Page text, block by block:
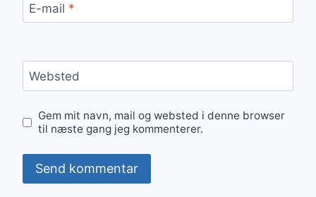
E-mail *
Websted
Gem mit navn, mail og websted i denne browser
til næste gang jeg kommenterer.